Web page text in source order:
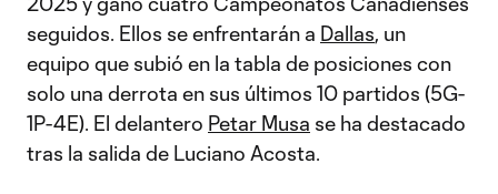
seguidos. Ellos se enfrentarán a Dallas, un
equipo que subió en la tabla de posiciones con
solo una derrota en sus últimos 10 partidos (5G-
1P-4E). El delantero Petar Musa se ha destacado
tras la salida de Luciano Acosta.